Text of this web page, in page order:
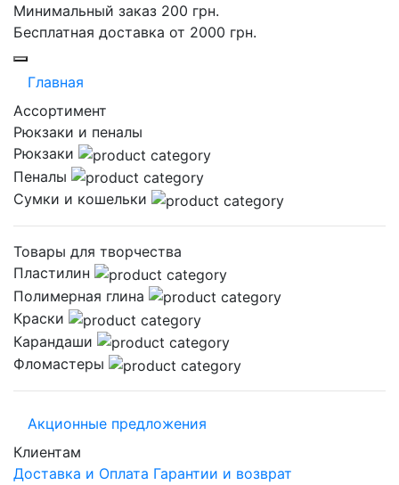
Минимальный заказ 200 грн.
Бесплатная доставка от 2000 грн.
Главная
Ассортимент
Рюкзаки и пеналы
Рюкзаки
Пеналы
Сумки и кошельки
Товары для творчества
Пластилин
Полимерная глина
Краски
Карандаши
Фломастеры
Акционные предложения
Клиентам
Доставка и Оплата Гарантии и возврат